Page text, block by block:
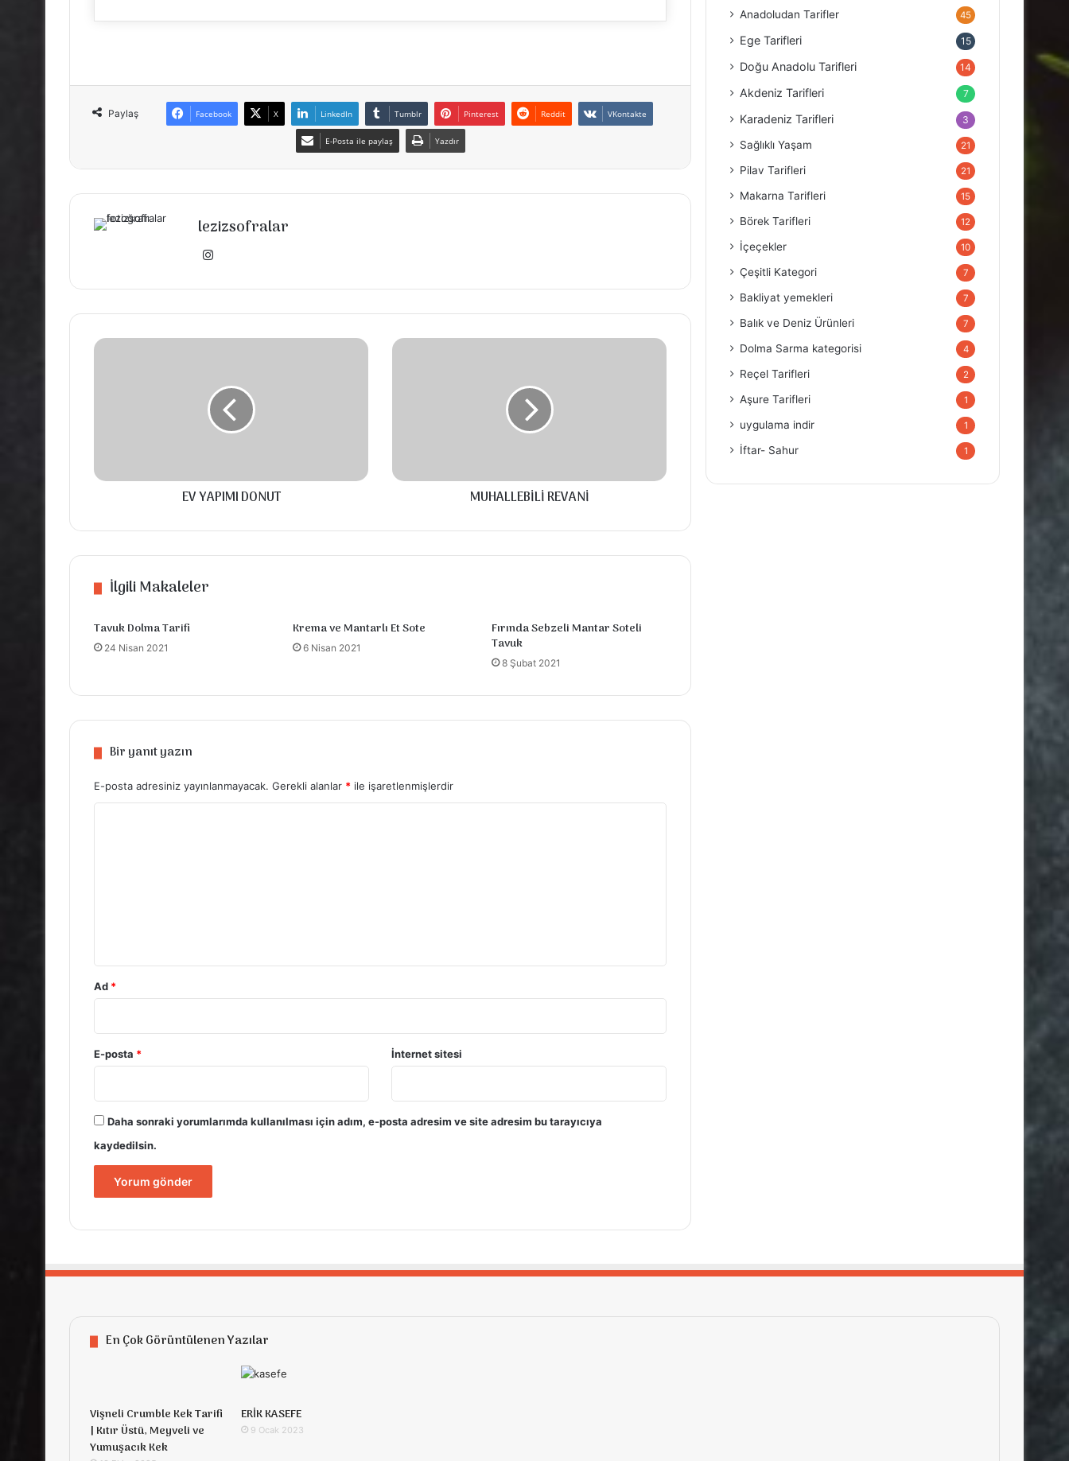
Paylaş Facebook X LinkedIn Tumblr Pinterest Reddit VKontakte
E-Posta ile paylaş Yazdır
lezizsofralar
EV
EV YAPIMI DONUT
MUHALLEBİLİ
MUHALLEBİLİ REVANİ
İlgili Makaleler
Tavuk Dolma Tarifi
24 Nisan 2021
Krema ve Mantarlı Et Sote
6 Nisan 2021
Fırında Sebzeli Mantar Soteli
Tavuk
8 Şubat 2021
Bir yanıt yazın
E-posta adresiniz yayınlanmayacak. Gerekli alanlar * ile işaretlenmişlerdir
Ad *
E-posta * İnternet sitesi
Daha sonraki yorumlarımda kullanılması için adım, e-posta adresim ve site adresim bu tarayıcıya
kaydedilsin.
Anadoludan Tarifler 45
Ege Tarifleri 15
Doğu Anadolu Tarifleri 14
Akdeniz Tarifleri 7
Karadeniz Tarifleri 3
Sağlıklı Yaşam 21
Pilav Tarifleri 21
Makarna Tarifleri 15
Börek Tarifleri 12
İçeçekler 10
Çeşitli Kategori 7
Bakliyat yemekleri 7
Balık ve Deniz Ürünleri 7
Dolma Sarma kategorisi 4
Reçel Tarifleri 2
Aşure Tarifleri 1
uygulama indir 1
İftar- Sahur 1
En Çok Görüntülenen Yazılar
Vişneli Crumble Kek Tarifi
| Kıtır Üstü, Meyveli ve
Yumuşacık Kek
ERİK KASEFE
9 Ocak 2023